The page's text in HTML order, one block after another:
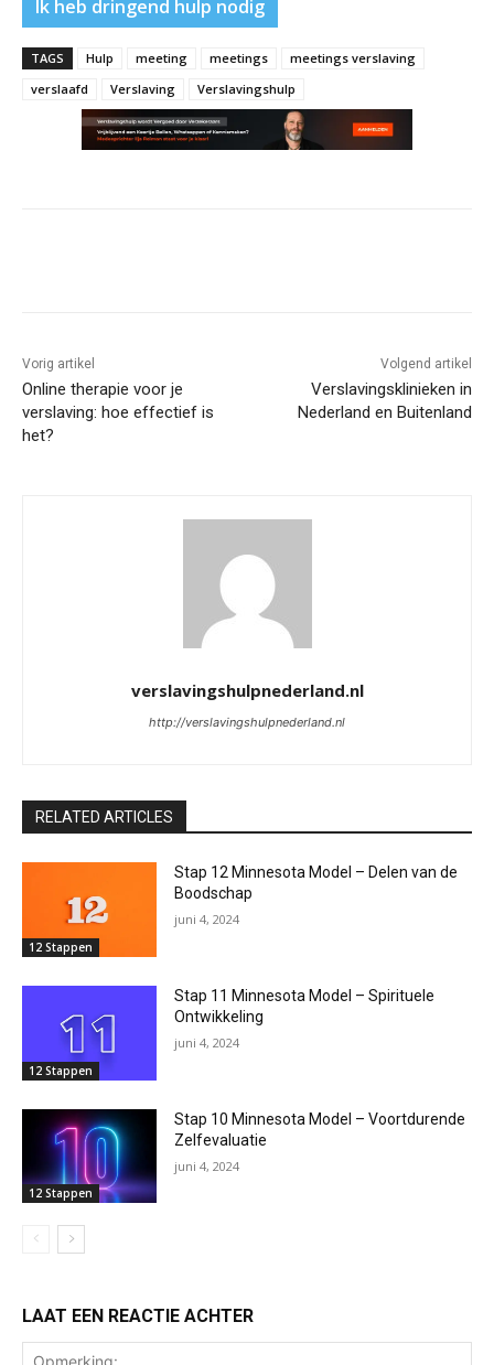
Ik heb dringend hulp nodig
TAGS Hulp meeting meetings
meetings verslaving
verslaafd
Verslaving Verslavingshulp
Vorig artikel
Online therapie voor je
verslaving: hoe effectief is
het?
Volgend artikel
Verslavingsklinieken in
Nederland en Buitenland
verslavingshulpnederland.nl
http://verslavingshulpnederland.nl
RELATED ARTICLES
12 Stappen
Stap 12 Minnesota Model – Delen van de
Boodschap
juni 4, 2024
12 Stappen
Stap 11 Minnesota Model – Spirituele
Ontwikkeling
juni 4, 2024
12 Stappen
Stap 10 Minnesota Model – Voortdurende
Zelfevaluatie
juni 4, 2024
LAAT EEN REACTIE ACHTER